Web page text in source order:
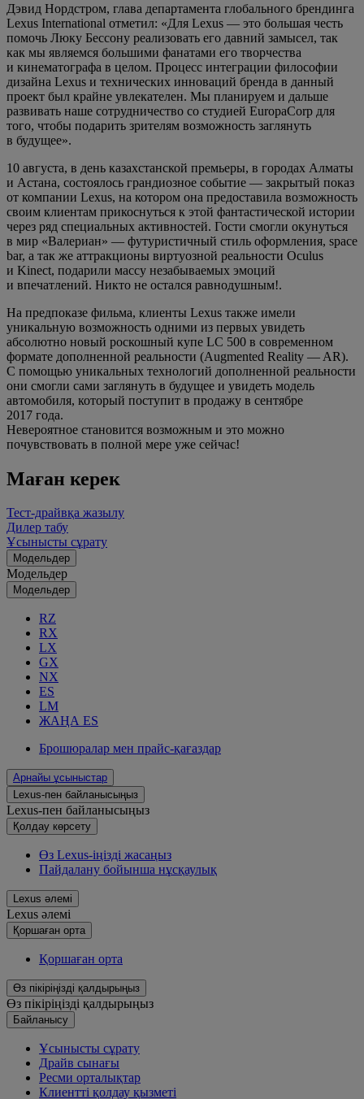
Дэвид Нордстром, глава департамента глобального брендинга
Lexus International отметил: «Для Lexus — это большая честь
помочь Люку Бессону реализовать его давний замысел, так
как мы являемся большими фанатами его творчества
и кинематографа в целом. Процесс интеграции философии
дизайна Lexus и технических инноваций бренда в данный
проект был крайне увлекателен. Мы планируем и дальше
развивать наше сотрудничество со студией EuropaCorp для
того, чтобы подарить зрителям возможность заглянуть
в будущее».
10 августа, в день казахстанской премьеры, в городах Алматы
и Астана, состоялось грандиозное событие — закрытый показ
от компании Lexus, на котором она предоставила возможность
своим клиентам прикоснуться к этой фантастической истории
через ряд специальных активностей. Гости смогли окунуться
в мир «Валериан» — футуристичный стиль оформления, space
bar, а так же аттракционы виртуозной реальности Oculus
и Kinect, подарили массу незабываемых эмоций
и впечатлений. Никто не остался равнодушным!.
На предпоказе фильма, клиенты Lexus также имели
уникальную возможность одними из первых увидеть
абсолютно новый роскошный купе LC 500 в современном
формате дополненной реальности (Augmented Reality — AR).
С помощью уникальных технологий дополненной реальности
они смогли сами заглянуть в будущее и увидеть модель
автомобиля, который поступит в продажу в сентябре
2017 года.
Невероятное становится возможным и это можно
почувствовать в полной мере уже сейчас!
Маған керек
Тест-драйвқа жазылу
Дилер табу
Ұсынысты сұрату
Модельдер
Модельдер
Модельдер
RZ
RX
LX
GX
NX
ES
LM
ЖАҢА ES
Брошюралар мен прайс-қағаздар
Арнайы ұсыныстар
Lexus-пен байланысыңыз
Lexus-пен байланысыңыз
Қолдау көрсету
Өз Lexus-іңізді жасаңыз
Пайдалану бойынша нұсқаулық
Lexus әлемі
Lexus әлемі
Қoршаған орта
Қoршаған орта
Өз пікіріңізді қалдырыңыз
Өз пікіріңізді қалдырыңыз
Байланысу
Ұсынысты сұрату
Драйв сынағы
Ресми орталықтар
Клиентті қолдау қызметі